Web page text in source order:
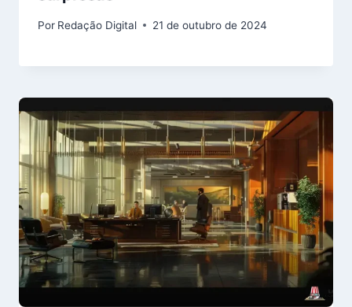
Por Redação Digital 21 de outubro de 2024